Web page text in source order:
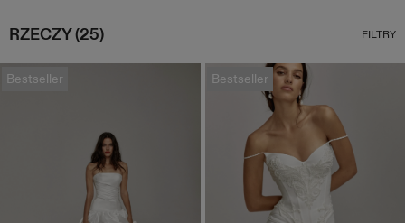
RZECZY (25) FILTRY
Bestseller Bestseller